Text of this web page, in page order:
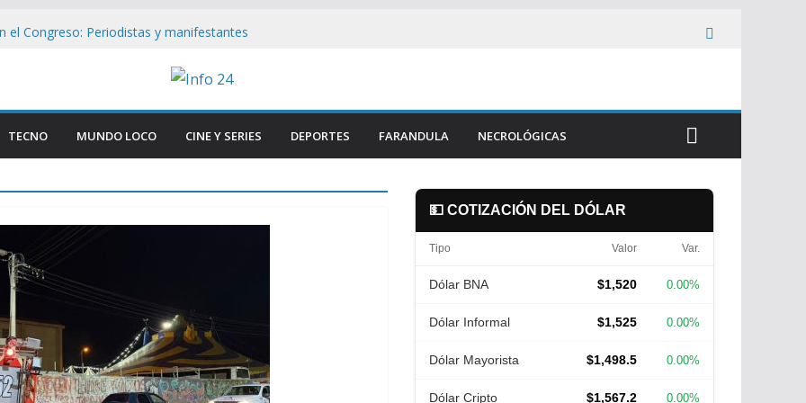
el Congreso: Periodistas y manifestantes
Buenos Aires: Retiran Bandera de EE.
de si : Milei aterriza en Cali tras duros
en Buenos Aires
TECNO MUNDO LOCO CINE Y SERIES DEPORTES FARANDULA NECROLÓGICAS
💵 COTIZACIÓN DEL DÓLAR
Tipo Valor Var.
Dólar BNA $1,520 0.00%
Dólar Informal $1,525 0.00%
Dólar Mayorista $1,498.5 0.00%
Dólar Cripto $1,567.2 0.00%